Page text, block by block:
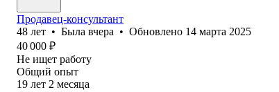
Продавец-консультант
48 лет • Была вчера • Обновлено 14 марта 2025
40 000 ₽
Не ищет работу
Общий опыт
19 лет 2 месяца